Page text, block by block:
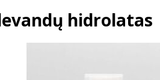
hidrolatas